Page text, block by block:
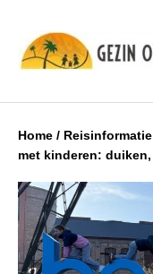
Home / Reisinformatie
met kinderen: